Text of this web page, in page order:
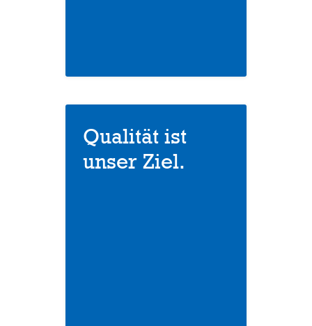
Qualität ist
unser Ziel.